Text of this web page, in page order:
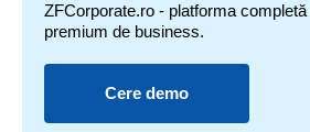
ZFCorporate.ro - platforma
premium de business.
Cere demo